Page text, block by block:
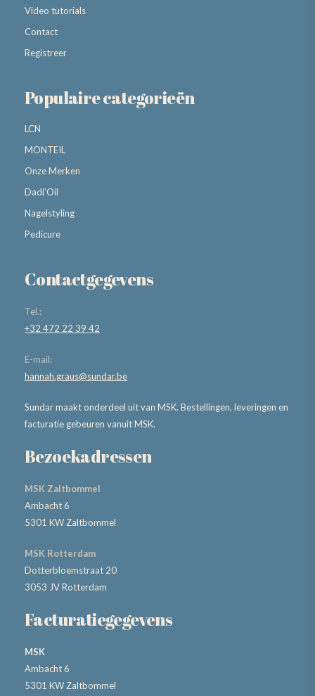
Video tutorials
Contact
Registreer
Populaire categorieën
LCN
MONTEIL
Onze Merken
Dadi’Oil
Nagelstyling
Pedicure
Contactgegevens
Tel.:
+32 472 22 39 42
E-mail:
hannah.graus@sundar.be
Sundar maakt onderdeel uit van MSK. Bestellingen, leveringen en
facturatie gebeuren vanuit MSK.
Bezoekadressen
MSK Zaltbommel
Ambacht 6
5301 KW Zaltbommel
MSK Rotterdam
Dotterbloemstraat 20
3053 JV Rotterdam
Facturatiegegevens
MSK
Ambacht 6
5301 KW Zaltbommel